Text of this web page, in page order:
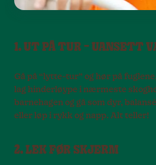
1. UT PÅ TUR – UANSETT
Gå på “lytte-tur” og hør på
lag hinderløype i nærmeste
barnehagen og gå som dyr,
eller løp i rykk og napp. Alt teller!
2. LEK FØR SKJERM